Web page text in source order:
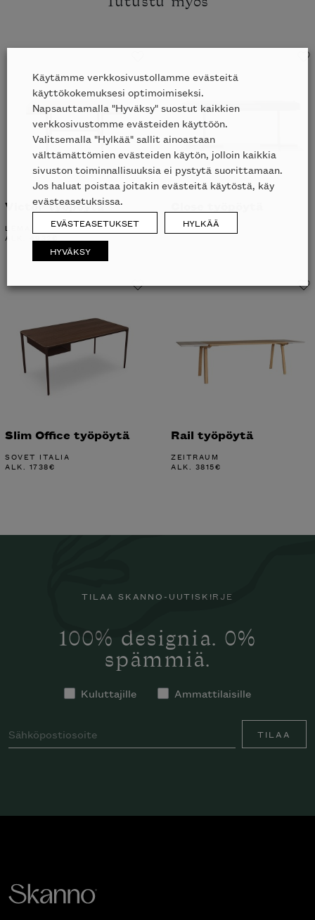
Victor työpöytä
LEMA
ALK. 4932€
MINOTTI
Slim Office työpöytä
SOVET ITALIA
ALK. 1738€
Rail työpöytä
ZEITRAUM
ALK. 3815€
TILAA SKANNO-UUTISKIRJE
100% designia. 0%
spämmiä.
Kuluttajille Ammattilaisille
TILAA
Käytämme verkkosivustollamme evästeitä
käyttökokemuksesi optimoimiseksi.
Napsauttamalla "Hyväksy" suostut kaikkien
verkkosivustomme evästeiden käyttöön.
Valitsemalla "Hylkää" sallit ainoastaan
välttämättömien evästeiden käytön, jolloin kaikkia
sivuston toiminnallisuuksia ei pystytä suorittamaan.
Jos haluat poistaa joitakin evästeitä käytöstä, käy
evästeasetuksissa.
EVÄSTEASETUKSET HYLKÄÄ
HYVÄKSY